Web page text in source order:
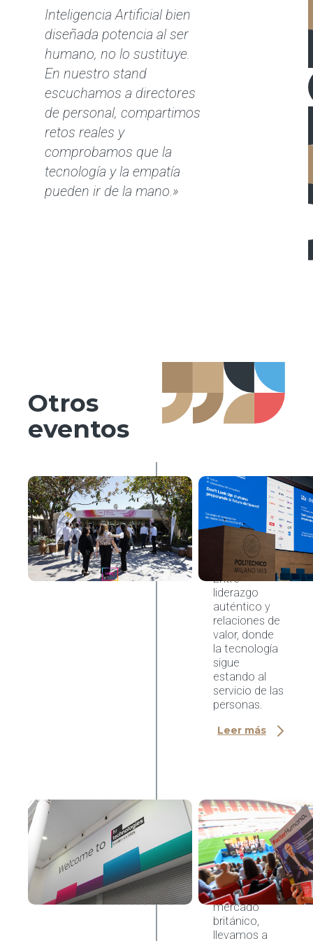
Inteligencia Artificial bien
diseñada potencia al ser
humano, no lo sustituye.
En nuestro stand
escuchamos a directores
de personal, compartimos
retos reales y
comprobamos que la
tecnología y la empatía
pueden ir de la mano.»
Otros
eventos
Organización
& Procesos
HRC
Meeting
2026,
Cagliari
Entre
liderazgo
auténtico y
relaciones de
valor, donde
la tecnología
sigue
estando al
servicio de las
personas.
Leer más
AI & HR Tech
HR
Technologies
UK 2026
Entre el
Innovation Hub y
el diálogo con el
mercado
británico,
llevamos a